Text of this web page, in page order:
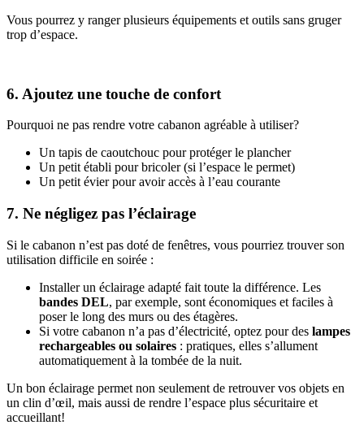
Vous pourrez y ranger plusieurs équipements et outils sans gruger
trop d’espace.
6. Ajoutez une touche de confort
Pourquoi ne pas rendre votre cabanon agréable à utiliser?
Un tapis de caoutchouc pour protéger le plancher
Un petit établi pour bricoler (si l’espace le permet)
Un petit évier pour avoir accès à l’eau courante
7. Ne négligez pas l’éclairage
Si le cabanon n’est pas doté de fenêtres, vous pourriez trouver son
utilisation difficile en soirée :
Installer un éclairage adapté fait toute la différence. Les
bandes DEL, par exemple, sont économiques et faciles à
poser le long des murs ou des étagères.
Si votre cabanon n’a pas d’électricité, optez pour des lampes
rechargeables ou solaires : pratiques, elles s’allument
automatiquement à la tombée de la nuit.
Un bon éclairage permet non seulement de retrouver vos objets en
un clin d’œil, mais aussi de rendre l’espace plus sécuritaire et
accueillant!